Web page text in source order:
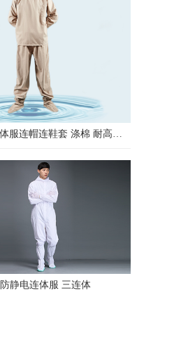
防静电分体服连帽连鞋套 涤棉 耐高温洁净内服 百级无尘服 防尘服
防静电连体服 三连体